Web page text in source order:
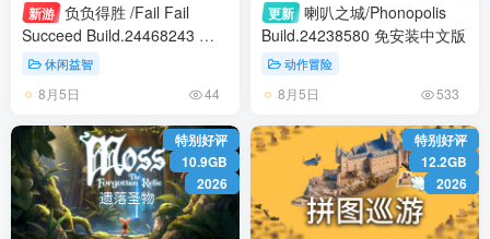
新游 负负得胜 /Fail Fail
Succeed Build.24468243 免
安装中文版
休闲益智
8月5日 44
更新 喇叭之城/Phonopolis
Build.24238580 免安装中文版
动作冒险
8月5日 533
特别好评
10.9GB
2026
特别好评
12.2GB
2026